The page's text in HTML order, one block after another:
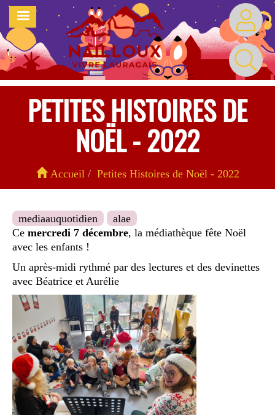
Aller
contenu
principal
MENU
PETITES HISTOIRES DE
NOËL - 2022
Accueil Petites Histoires de Noël - 2022
mediaauquotidien
alae
Ce mercredi 7 décembre, la médiathèque fête Noël
avec les enfants !
Un après-midi rythmé par des lectures et des devinettes
avec Béatrice et Aurélie